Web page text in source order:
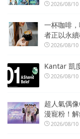
2026/08/10
一杯咖啡
者正以永
2026/08/10
Kantar 凱
2026/08/10
超人氣偶
漫寵粉！
2026/08/10